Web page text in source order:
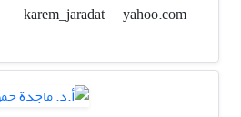
yahoo.com